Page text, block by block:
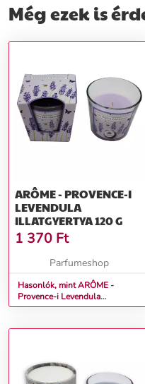
Még ezek is
ARÔME - PROVENCE-I
LEVENDULA
ILLATGYERTYA 120 G
1 370 Ft
Parfumeshop
Hasonlók, mint ARÔME -
Provence-i Levendula
Illatgyertya 120 g